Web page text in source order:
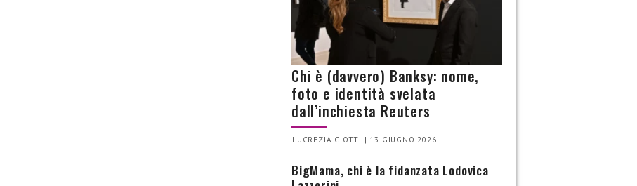
Chi è (davvero) Banksy: nome,
foto e identità svelata
dall’inchiesta Reuters
LUCREZIA CIOTTI | 13 GIUGNO 2026
BigMama, chi è la fidanzata Lodovica